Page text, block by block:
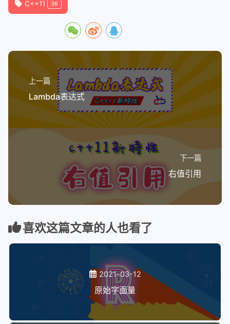
C++11 36
上一篇
Lambda表达式
下一篇
右值引用
喜欢这篇文章的人也看了
2021-03-12
原始字面量